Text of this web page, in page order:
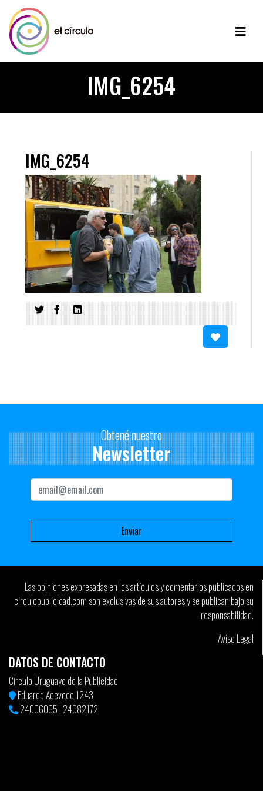
IMG_6254
IMG_6254
Obtené nuestro
Newsletter
Las opiniones expresadas en los artículos y comentarios publicados en
circulopublicidad.com son exclusivas de sus autores y se publican bajo su
responsabilidad.
Aviso Legal
DATOS DE CONTACTO
Círculo Uruguayo de la Publicidad
Eduardo Acevedo 1243
24006065 | 24082172